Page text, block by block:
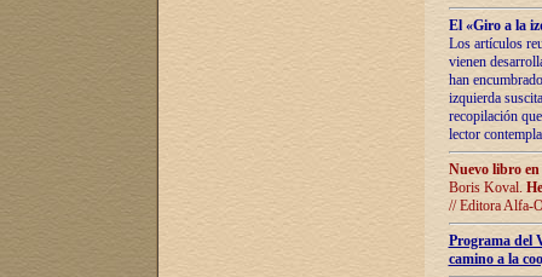
El «Giro a la
Los artículos
vienen
han
izquierda
recopilación
lector
Nuevo libro
Boris Koval.
// Editora Alfa-
Programa del
camino a la